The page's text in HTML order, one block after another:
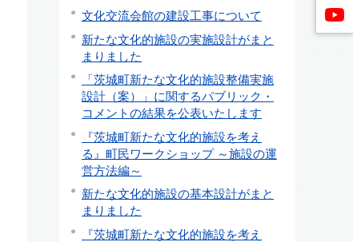
文化交流会館の建設工事について
新たな文化的施設の実施設計がまと
まりました
「茨城町新たな文化的施設整備実施
設計（案）」に関するパブリック・
コメントの結果を公表いたします
『茨城町新たな文化的施設を考え
る』町民ワークショップ ～施設の運
営方法編～
新たな文化的施設の基本設計がまと
まりました
『茨城町新たな文化的施設を考え